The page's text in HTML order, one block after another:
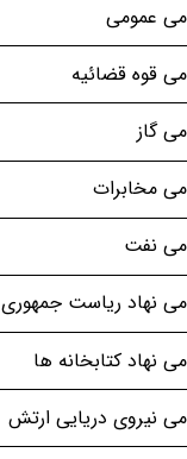
عمومی
قوه قضائیه
گاز
مخابرات
نفت
نهاد ریاست جمهوری
نهاد کتابخانه ها
نیروی دریایی ارتش